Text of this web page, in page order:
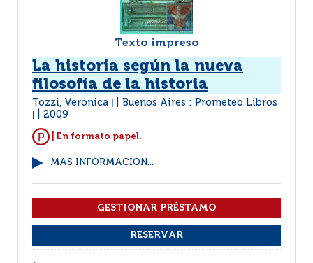
Texto impreso
La historia según la nueva
filosofía de la historia
Tozzi, Verónica Buenos Aires : Prometeo Libros
2009
| En formato papel.
MÁS INFORMACIÓN...